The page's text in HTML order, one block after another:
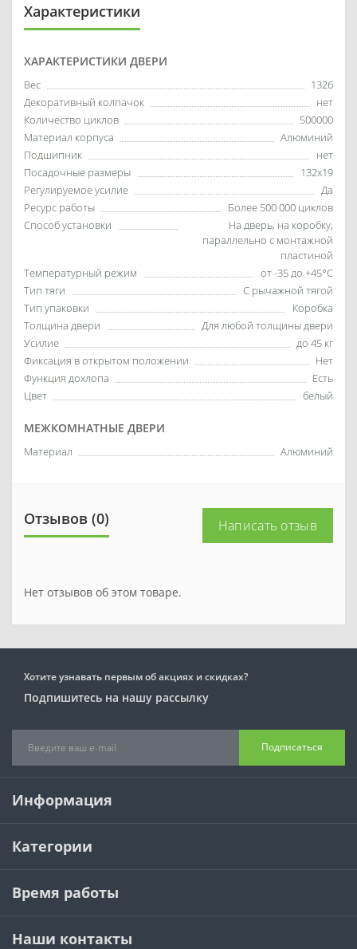
Характеристики
ХАРАКТЕРИСТИКИ ДВЕРИ
Вес
1326
Декоративный колпачок
нет
Количество циклов
500000
Материал корпуса
Алюминий
Подшипник
нет
Посадочные размеры
132x19
Регулируемое усилие
Да
Ресурс работы
Более 500 000 циклов
Способ установки
На дверь, на коробку,
параллельно с монтажной
пластиной
Температурный режим
от -35 до +45°С
Тип тяги
С рычажной тягой
Тип упаковки
Коробка
Толщина двери
Для любой толщины двери
Усилие
до 45 кг
Фиксация в открытом положении
Нет
Функция дохлопа
Есть
Цвет
белый
МЕЖКОМНАТНЫЕ ДВЕРИ
Материал Алюминий
Отзывов (0) Написать отзыв
Нет отзывов об этом товаре.
Хотите узнавать первым об акциях и скидках?
Подпишитесь на нашу рассылку
Подписаться
Информация
Категории
Время работы
Наши контакты